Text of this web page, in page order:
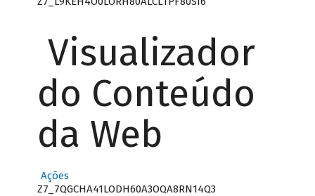
Visualizador
do Conteúdo
da Web
Ações
Z7_7QGCHA41LODH60A3OQA8RN14Q3